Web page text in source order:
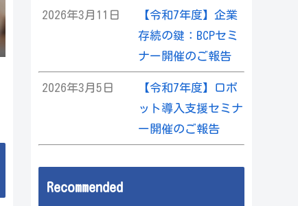
2026年3月11日
【令和7年度】企業
存続の鍵：BCPセミ
ナー開催のご報告
2026年3月5日
【令和7年度】ロボ
ット導入支援セミナ
ー開催のご報告
Recommended